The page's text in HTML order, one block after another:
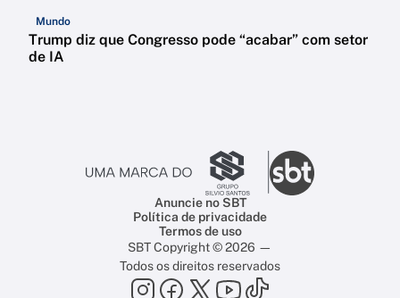
Mundo
Trump diz que Congresso pode “acabar” com setor
de IA
Anuncie no SBT
Política de privacidade
Termos de uso
SBT Copyright © 2026 —
Todos os direitos reservados